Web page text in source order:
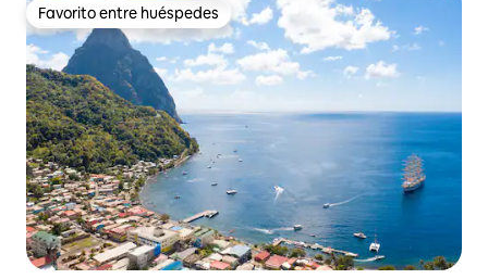
Favorito entre huéspedes
Favorito entre huéspedes